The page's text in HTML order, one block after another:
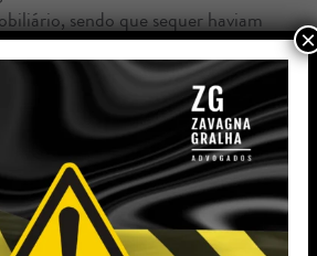
sendo que sequer haviam
o Tribunal de Justiça do Estado de
pela ausência de legitimidade do
a ausência de relevante interesse
em decisão final pelo Superior
×